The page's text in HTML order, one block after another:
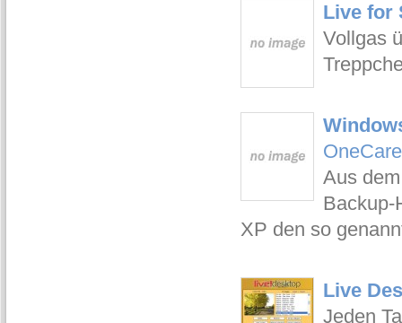
Live for
Vollgas
Aus
Backup-
XP den so
Live
Jeden